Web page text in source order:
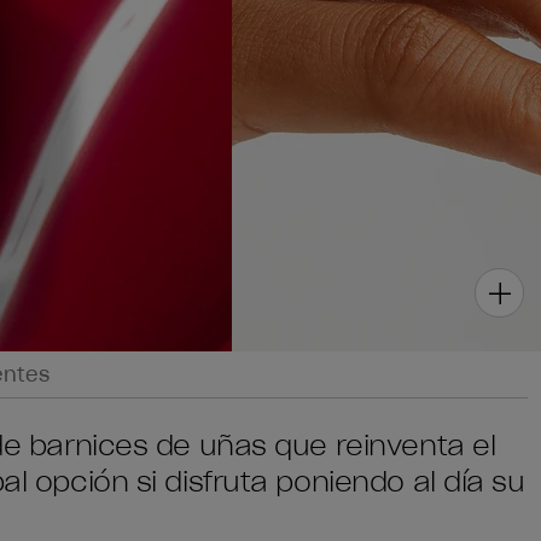
barnices de uñas que reinventa el
opción si disfruta poniendo al día su